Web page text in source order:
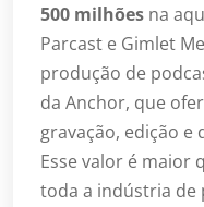
500 milhões na
Parcast e Gimlet
produção de
da Anchor, que
gravação, edição
Esse valor é maior
toda a indústria de